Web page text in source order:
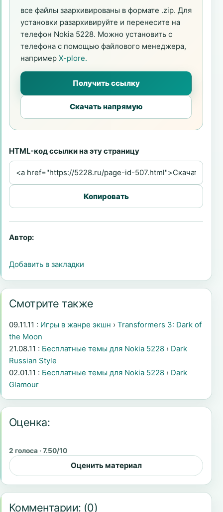
все файлы заархивированы в формате .zip. Для
установки разархивируйте и перенесите на
телефон Nokia 5228. Можно установить с
телефона с помощью файлового менеджера,
например X-plore.
Получить ссылку
Скачать напрямую
HTML-код ссылки на эту страницу
Копировать
Автор:
Добавить в закладки
Смотрите также
09.11.11 : Игры в жанре экшн › Transformers 3: Dark of
the Moon
21.08.11 : Бесплатные темы для Nokia 5228 › Dark
Russian Style
02.01.11 : Бесплатные темы для Nokia 5228 › Dark
Glamour
Оценка:
2 голоса · 7.50/10
Оценить материал
Комментарии: (0)